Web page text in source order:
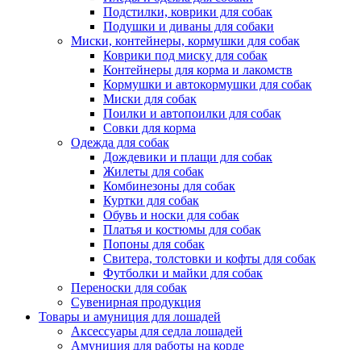
Подстилки, коврики для собак
Подушки и диваны для собаки
Миски, контейнеры, кормушки для собак
Коврики под миску для собак
Контейнеры для корма и лакомств
Кормушки и автокормушки для собак
Миски для собак
Поилки и автопоилки для собак
Совки для корма
Одежда для собак
Дождевики и плащи для собак
Жилеты для собак
Комбинезоны для собак
Куртки для собак
Обувь и носки для собак
Платья и костюмы для собак
Попоны для собак
Свитера, толстовки и кофты для собак
Футболки и майки для собак
Переноски для собак
Сувенирная продукция
Товары и амуниция для лошадей
Аксессуары для седла лошадей
Амуниция для работы на корде